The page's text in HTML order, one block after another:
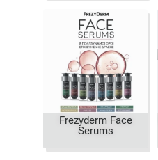
Frezyderm Face
Serums